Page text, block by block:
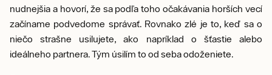
nudnejšia a hovorí, že sa podľa toho očakávania horších vecí
začíname podvedome správať. Rovnako zlé je to, keď sa o
niečo strašne usilujete, ako napríklad o šťastie alebo
ideálneho partnera. Tým úsilím to od seba odoženiete.